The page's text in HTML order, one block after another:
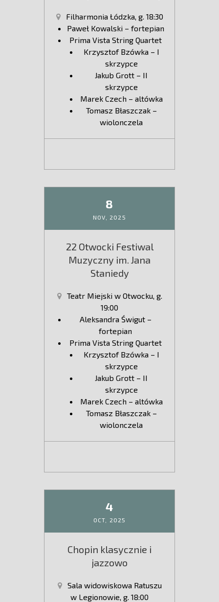
Filharmonia Łódzka, g. 18:30
Paweł Kowalski – fortepian
Prima Vista String Quartet
Krzysztof Bzówka – I
skrzypce
Jakub Grott – II
skrzypce
Marek Czech – altówka
Tomasz Błaszczak –
wiolonczela
8
NOV, 2025
22 Otwocki Festiwal
Muzyczny im. Jana
Staniedy
Teatr Miejski w Otwocku, g.
19:00
Aleksandra Świgut –
fortepian
Prima Vista String Quartet
Krzysztof Bzówka – I
skrzypce
Jakub Grott – II
skrzypce
Marek Czech – altówka
Tomasz Błaszczak –
wiolonczela
4
OCT, 2025
Chopin klasycznie i
jazzowo
Sala widowiskowa Ratuszu
w Legionowie, g. 18:00